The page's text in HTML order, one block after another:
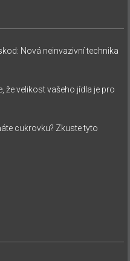
: Nová neinvazivní technika
že velikost vašeho jídla je pro
cukrovku? Zkuste tyto